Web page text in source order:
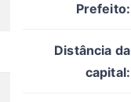
Prefeito:
Distância da
capital: